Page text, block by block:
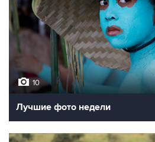
10
Лучшие фото недели